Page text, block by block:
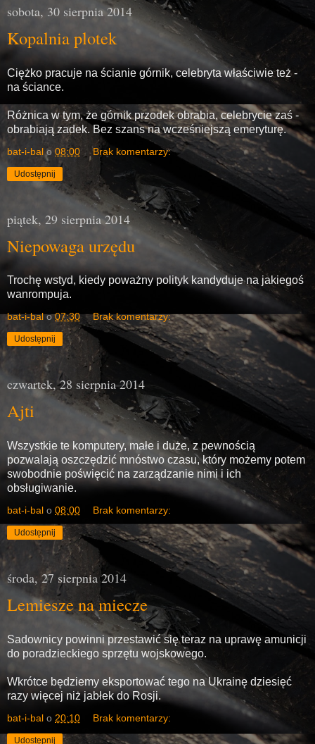
sobota, 30 sierpnia 2014
Kopalnia plotek
Ciężko pracuje na ścianie górnik, celebryta właściwie też -
na ściance.
Różnica w tym, że górnik przodek obrabia, celebrycie zaś -
obrabiają zadek. Bez szans na wcześniejszą emeryturę.
bat-i-bal o08:00 Brak komentarzy:
Udostępnij
piątek, 29 sierpnia 2014
Niepowaga urzędu
Trochę wstyd, kiedy poważny polityk kandyduje na jakiegoś
wanrompuja.
bat-i-bal o07:30 Brak komentarzy:
Udostępnij
czwartek, 28 sierpnia 2014
Ajti
Wszystkie te komputery, małe i duże, z pewnością
pozwalają oszczędzić mnóstwo czasu, który możemy potem
swobodnie poświęcić na zarządzanie nimi i ich
obsługiwanie.
bat-i-bal o 08:00 Brak komentarzy:
Udostępnij
środa, 27 sierpnia 2014
Lemiesze na miecze
Sadownicy powinni przestawić się teraz na uprawę amunicji
do poradzieckiego sprzętu wojskowego.
Wkrótce będziemy eksportować tego na Ukrainę dziesięć
razy więcej niż jabłek do Rosji.
bat-i-bal o 20:10 Brak komentarzy:
Udostępnij